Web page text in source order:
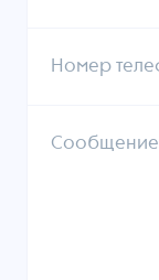
Номер
Сообщение